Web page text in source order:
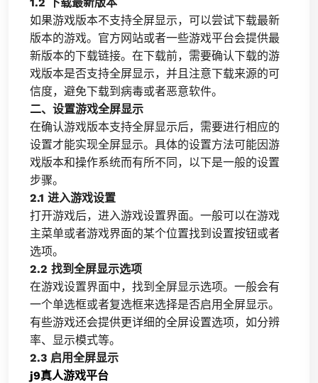
如果游戏版本不支持全屏显示，可以尝试下载最新
版本的游戏。官方网站或者一些游戏平台会提供最
新版本的下载链接。在下载前，需要确认下载的游
戏版本是否支持全屏显示，并且注意下载来源的可
信度，避免下载到病毒或者恶意软件。
二、设置游戏全屏显示
在确认游戏版本支持全屏显示后，需要进行相应的
设置才能实现全屏显示。具体的设置方法可能因游
戏版本和操作系统而有所不同，以下是一般的设置
步骤。
2.1 进入游戏设置
打开游戏后，进入游戏设置界面。一般可以在游戏
主菜单或者游戏界面的某个位置找到设置按钮或者
选项。
2.2 找到全屏显示选项
在游戏设置界面中，找到全屏显示选项。一般会有
一个单选框或者复选框来选择是否启用全屏显示。
有些游戏还会提供更详细的全屏设置选项，如分辨
率、显示模式等。
2.3 启用全屏显示
j9真人游戏平台